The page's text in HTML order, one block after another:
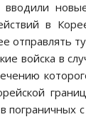
в
войска в
с